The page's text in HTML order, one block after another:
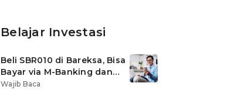
Belajar Investasi
Beli SBR010 di Bareksa, Bisa
Bayar via M-Banking dan
OVO di Tokopedia
Wajib Baca